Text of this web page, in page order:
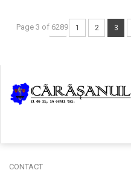
Page 3 of 6289 1 2 3
CONTACT